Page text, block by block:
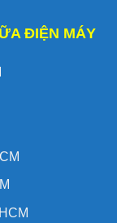
ĐIỆN MÁY